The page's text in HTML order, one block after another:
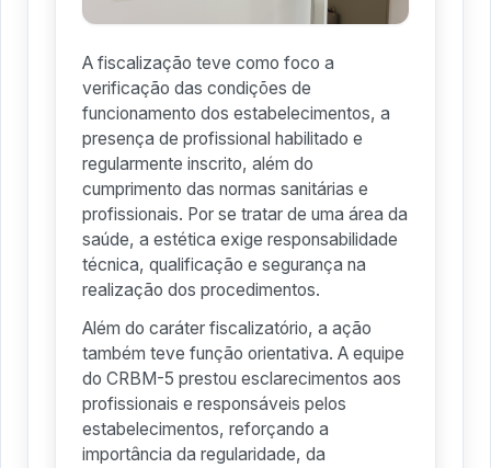
A fiscalização teve como foco a
verificação das condições de
funcionamento dos estabelecimentos, a
presença de profissional habilitado e
regularmente inscrito, além do
cumprimento das normas sanitárias e
profissionais. Por se tratar de uma área da
saúde, a estética exige responsabilidade
técnica, qualificação e segurança na
realização dos procedimentos.
Além do caráter fiscalizatório, a ação
também teve função orientativa. A equipe
do CRBM-5 prestou esclarecimentos aos
profissionais e responsáveis pelos
estabelecimentos, reforçando a
importância da regularidade, da